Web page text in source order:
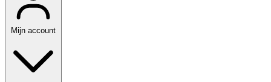
Mijn account